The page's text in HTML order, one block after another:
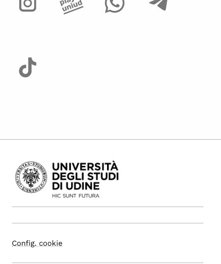
Config. cookie